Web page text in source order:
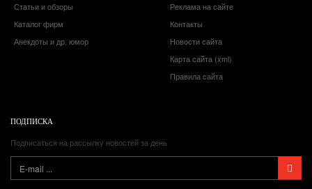
Статьи и обзоры
Каталог фирм
Анекдоты и др. юмор
Реклама на сайте
Контакты
Новости сайта
Карта сайта (xml)
Правила сайта
ПОДПИСКА
Подписаться на рассылку новостей за день